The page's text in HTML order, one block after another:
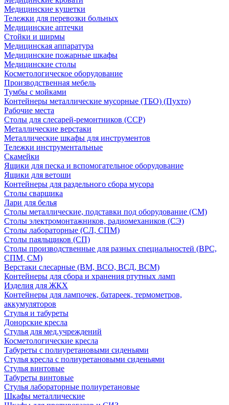
Медицинские кушетки
Тележки для перевозки больных
Медицинские аптечки
Стойки и ширмы
Медицинская аппаратура
Медицинские пожарные шкафы
Медицинские столы
Косметологическое оборудование
Производственная мебель
Тумбы с мойками
Контейнеры металлические мусорные (ТБО) (Пухто)
Рабочие места
Столы для слесарей-ремонтников (ССР)
Металлические верстаки
Металлические шкафы для инструментов
Тележки инструментальные
Скамейки
Ящики для песка и вспомогательное оборудование
Ящики для ветоши
Контейнеры для раздельного сбора мусора
Столы сварщика
Лари для белья
Столы металлические, подставки под оборудование (СМ)
Столы электромонтажников, радиомехаников (СЭ)
Столы лабораторные (СЛ, СПМ)
Столы паяльщиков (СП)
Столы производственные для разных специальностей (ВРС,
СПМ, СМ)
Верстаки слесарные (ВМ, ВСО, ВСД, ВСМ)
Контейнеры для сбора и хранения ртутных ламп
Изделия для ЖКХ
Контейнеры для лампочек, батареек, термометров,
аккумуляторов
Стулья и табуреты
Донорские кресла
Стулья для мед.учреждений
Косметологические кресла
Табуреты с полиуретановыми сиденьями
Стулья кресла с полиуретановыми сиденьями
Стулья винтовые
Табуреты винтовые
Стулья лабораторные полиуретановые
Шкафы металлические